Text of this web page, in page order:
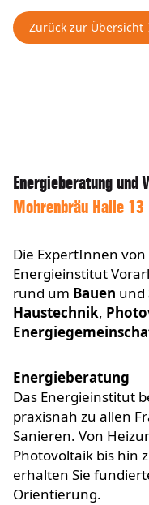
Zurück zur Übersicht
Energieberatung und
Mohrenbräu Halle
Die ExpertInnen
Energieinstitut
rund um Bauen und
Haustechnik,
Energieberatung
Das Energieinstitut
praxisnah zu allen
Sanieren. Von
Photovoltaik bis hin
erhalten Sie
Orientierung.